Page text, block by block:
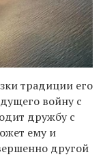
традиции его
войну с
дружбу с
ему и
другой